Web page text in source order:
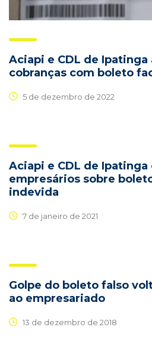
Aciapi e CDL de Ipatinga
cobranças com boleto
5 de dezembro de 2022
Aciapi e CDL de
empresários sobre
indevida
7 de janeiro de 2021
Golpe do boleto falso
ao empresariado
13 de dezembro de 2018